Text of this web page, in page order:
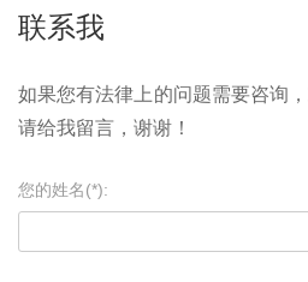
联系我
如果您有法律上的问题需要咨询
请给我留言，谢谢！
您的姓名(*):